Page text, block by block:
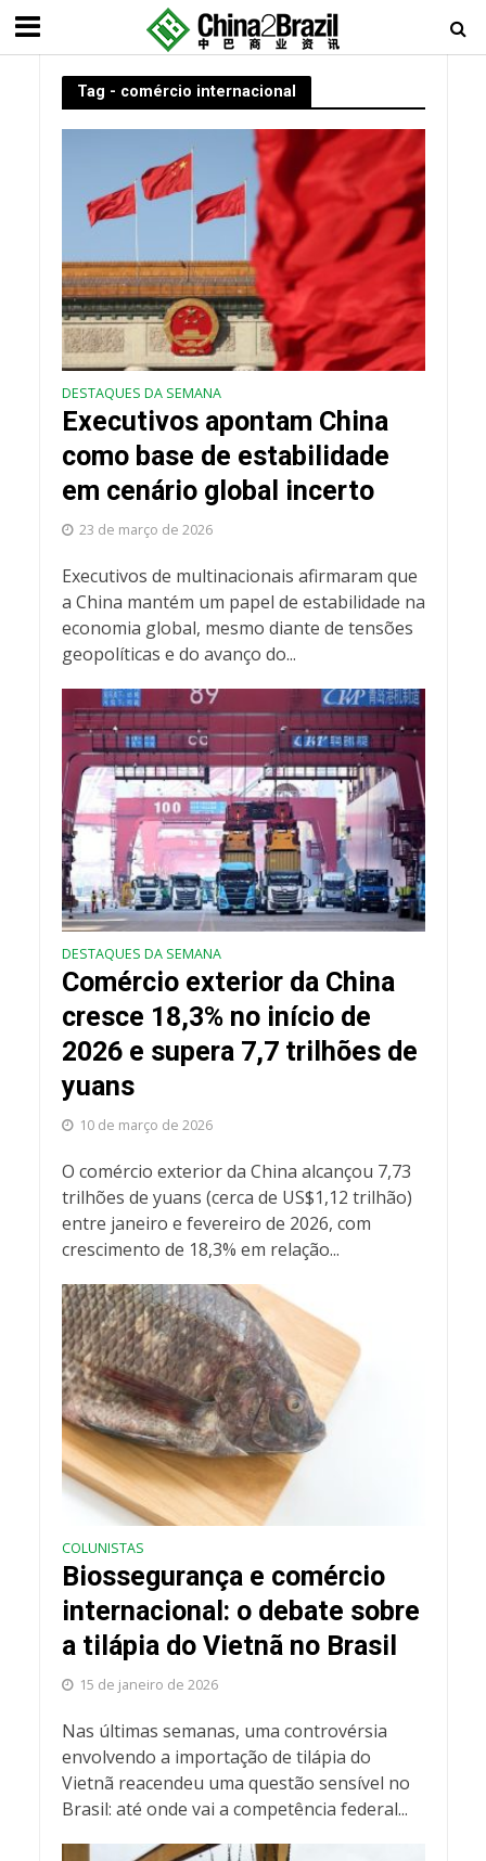
Tag - comércio internacional
DESTAQUES DA SEMANA
Executivos apontam China
como base de estabilidade
em cenário global incerto
23 de março de 2026
Executivos de multinacionais afirmaram que
a China mantém um papel de estabilidade na
economia global, mesmo diante de tensões
geopolíticas e do avanço do...
DESTAQUES DA SEMANA
Comércio exterior da China
cresce 18,3% no início de
2026 e supera 7,7 trilhões de
yuans
10 de março de 2026
O comércio exterior da China alcançou 7,73
trilhões de yuans (cerca de US$1,12 trilhão)
entre janeiro e fevereiro de 2026, com
crescimento de 18,3% em relação...
COLUNISTAS
Biossegurança e comércio
internacional: o debate sobre
a tilápia do Vietnã no Brasil
15 de janeiro de 2026
Nas últimas semanas, uma controvérsia
envolvendo a importação de tilápia do
Vietnã reacendeu uma questão sensível no
Brasil: até onde vai a competência federal...